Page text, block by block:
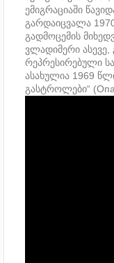
ემიგრაციაში
გარდაიცვალა
გადმოცემის
ვლადიმერი ასევე,
რეპრესირებული
ასახულია 1969
გასტროლები“